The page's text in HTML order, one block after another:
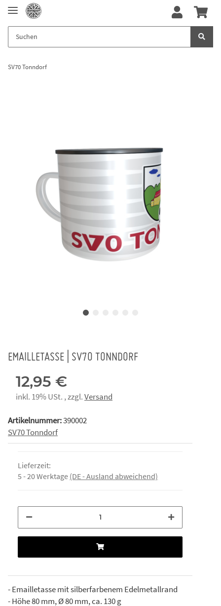
SV70 Tonndorf
EMAILLETASSE | SV70 TONNDORF
12,95 €
inkl. 19% USt. , zzgl.Versand
Artikelnummer:390002
SV70 Tonndorf
Lieferzeit:
5 - 20 Werktage (DE - Ausland abweichend)
- Emailletasse mit silberfarbenem Edelmetallrand
- Höhe 80 mm, Ø 80 mm, ca. 130 g